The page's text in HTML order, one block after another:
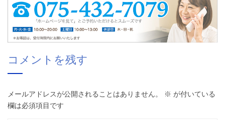
コメントを残す
メールアドレスが公開されることはありません。 ※ が付いている
欄は必須項目です